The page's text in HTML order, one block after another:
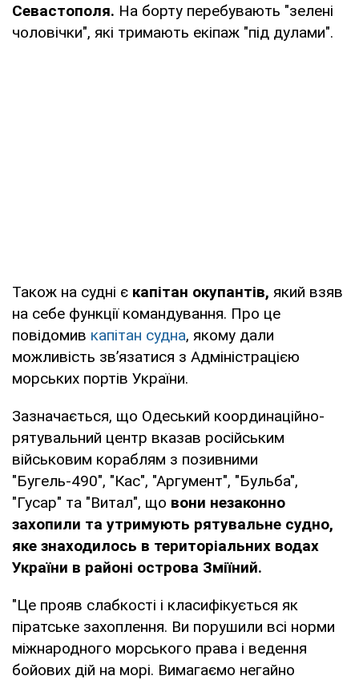
Севастополя. На борту перебувають "зелені
чоловічки", які тримають екіпаж "під дулами".
Також на судні є капітан окупантів, який взяв
на себе функції командування. Про це
повідомив капітан судна, якому дали
можливість зв’язатися з Адміністрацією
морських портів України.
Зазначається, що Одеський координаційно-
рятувальний центр вказав російським
військовим кораблям з позивними
"Бугель-490", "Кас", "Аргумент", "Бульба",
"Гусар" та "Витал", що вони незаконно
захопили та утримують рятувальне судно,
яке знаходилось в територіальних водах
України в районі острова Зміїний.
"Це прояв слабкості і класифікується як
піратське захоплення. Ви порушили всі норми
міжнародного морського права і ведення
бойових дій на морі. Вимагаємо негайно